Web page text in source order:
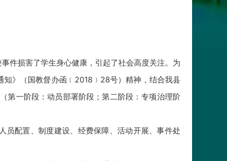
件损害了学生身心健康，引起了社会高度关注。为
》（国教督办函﹝2018﹞28号）精神，结合我县
第一阶段：动员部署阶段；第二阶段：专项治理阶
员配置、制度建设、经费保障、活动开展、事件处